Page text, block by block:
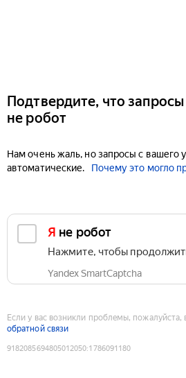
Подтвердите, что
не робот
Нам очень жаль, но запросы с вашего
автоматические.
Почему это могло
Я не робот
Нажмите, чтобы
Yandex SmartCaptcha
Если у вас возникли проблемы, пожалуйста,
обратной связи
9182085694805012050:1786091180